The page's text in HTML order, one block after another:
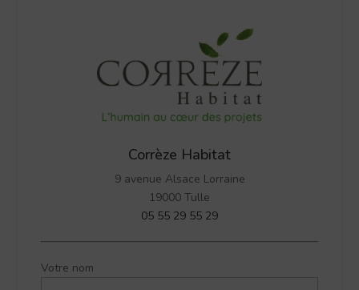
Corrèze Habitat
9 avenue Alsace Lorraine
19000 Tulle
05 55 29 55 29
Votre nom